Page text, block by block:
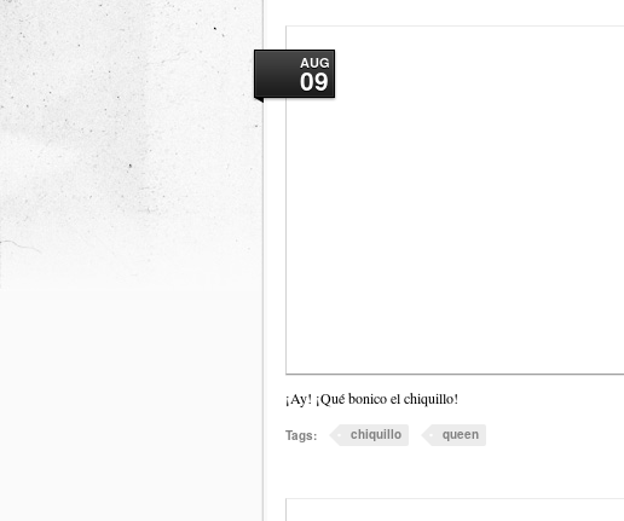
AUG
09
¡Ay! ¡Qué bonico el chiquillo!
Tags: chiquillo queen